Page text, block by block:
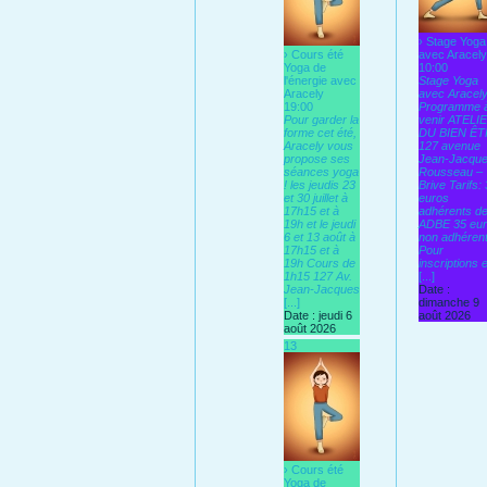
› Cours été
Yoga de
l'énergie avec
Aracely
19:00
Pour garder la
forme cet été,
Aracely vous
propose ses
séances yoga
! les jeudis 23
et 30 juillet à
17h15 et à
19h et le jeudi
6 et 13 août à
17h15 et à
19h Cours de
1h15 127 Av.
Jean-Jacques
[...]
Date : jeudi 6
août 2026
› Stage Yoga
avec Aracely
10:00
Stage Yoga
avec Aracely
Programme
venir
DU BIEN
127 avenue
Jean-
Rousseau –
Brive Tarifs:
euros
adhérents
ADBE 35
non
Pour
inscriptions
[...]
Date :
dimanche 9
août 2026
13
› Cours été
Yoga de